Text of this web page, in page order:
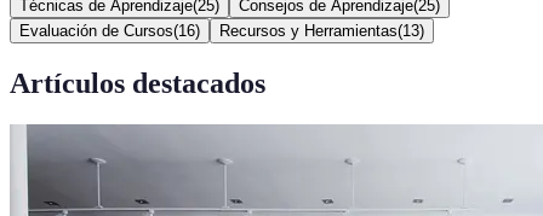
Técnicas de Aprendizaje(25) Consejos de Aprendizaje(25)
Evaluación de Cursos(16) Recursos y Herramientas(13)
Artículos destacados